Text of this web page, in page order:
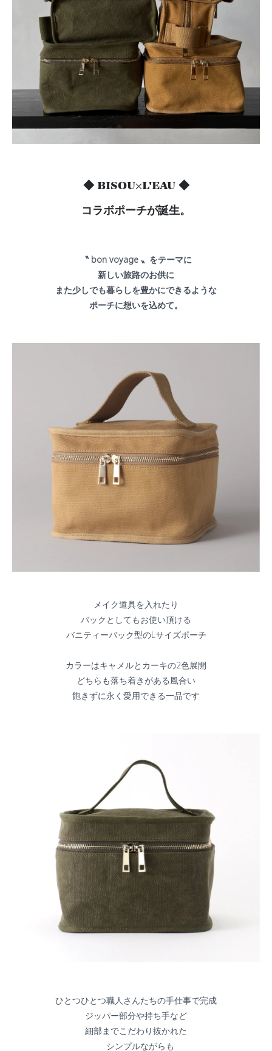
◆ BISOU×L'EAU ◆
コラボポーチが誕生。
〝 bon voyage 〟をテーマに
新しい旅路のお供に
また少しでも暮らしを豊かにできるような
ポーチに想いを込めて。
メイク道具を入れたり
バックとしてもお使い頂ける
バニティーバック型のLサイズポーチ
カラーはキャメルとカーキの2色展開
どちらも落ち着きがある風合い
飽きずに永く愛用できる一品です
ひとつひとつ職人さんたちの手仕事で完成
ジッパー部分や持ち手など
細部までこだわり抜かれた
シンプルながらも